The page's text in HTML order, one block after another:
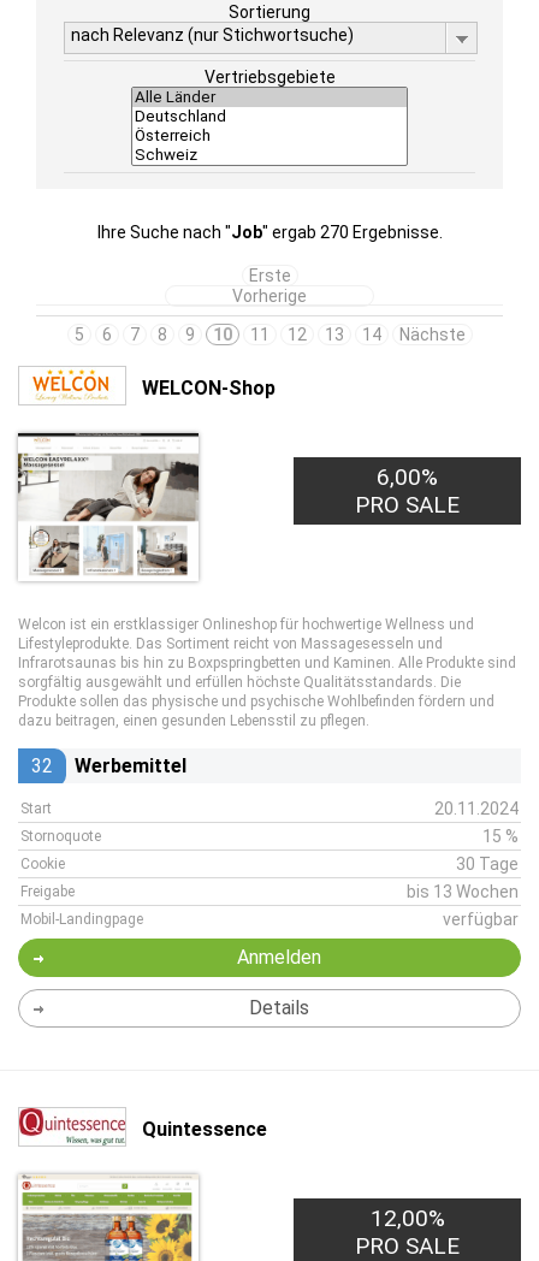
Sortierung
nach Relevanz (nur Stichwortsuche)
Vertriebsgebiete
Ihre Suche nach "Job" ergab 270 Ergebnisse.
Erste
Vorherige
5
6 7 8 9 10 11 12 13 14 Nächste
WELCON-Shop
6,00%
PRO SALE
Welcon ist ein erstklassiger Onlineshop für hochwertige Wellness und
Lifestyleprodukte. Das Sortiment reicht von Massagesesseln und
Infrarotsaunas bis hin zu Boxpspringbetten und Kaminen. Alle Produkte sind
sorgfältig ausgewählt und erfüllen höchste Qualitätsstandards. Die
Produkte sollen das physische und psychische Wohlbefinden fördern und
dazu beitragen, einen gesunden Lebensstil zu pflegen.
32 Werbemittel
Start 20.11.2024
Stornoquote 15 %
Cookie 30 Tage
Freigabe bis 13 Wochen
Mobil-Landingpage verfügbar
Anmelden
Details
Quintessence
12,00%
PRO SALE